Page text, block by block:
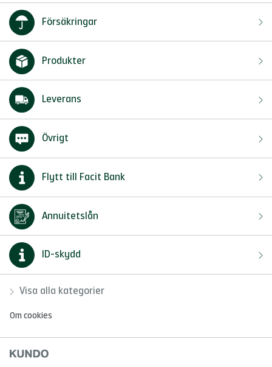
Försäkringar
Produkter
Leverans
Övrigt
Flytt till Facit Bank
Annuitetslån
ID-skydd
Visa alla kategorier
Om cookies